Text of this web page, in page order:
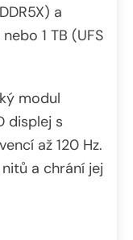
a
1 TB (UFS
modul
displej s
až 120 Hz.
a chrání jej